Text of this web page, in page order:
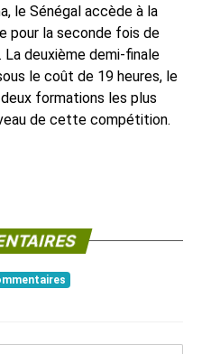
le Sénégal accède à la
pour la seconde fois de
deuxième demi-finale
le coût de 19 heures, le
formations les plus
de cette compétition.